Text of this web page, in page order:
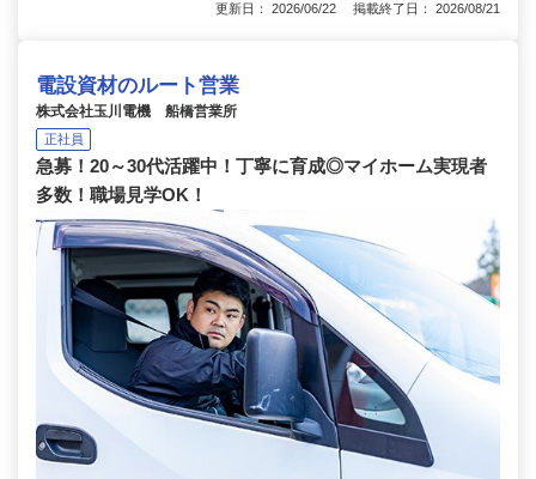
更新日： 2026/06/22 掲載終了日： 2026/08/21
電設資材のルート営業
株式会社玉川電機 船橋営業所
正社員
急募！20～30代活躍中！丁寧に育成◎マイホーム実現者
多数！職場見学OK！